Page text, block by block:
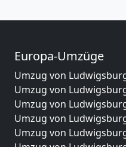
Europa-Umzüge
Umzug von
Umzug von
Umzug von
Umzug von
Umzug von